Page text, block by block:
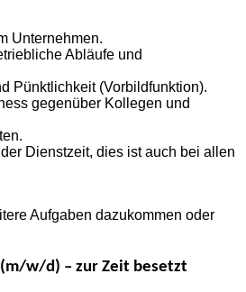
Unternehmen.
Abläufe und
Pünktlichkeit (Vorbildfunktion).
gegenüber Kollegen und
Dienstzeit, dies ist auch bei allen
Aufgaben dazukommen oder
w/d) – zur Zeit besetzt